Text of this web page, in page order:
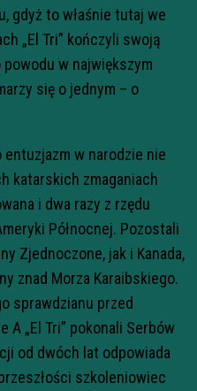
gdyż to właśnie tutaj we
„El Tri” kończyli swoją
w największym
się o jednym – o
w narodzie nie
katarskich zmaganiach
i dwa razy z rzędu
Północnej. Pozostali
Zjednoczone, jak i Kanada,
znad Morza Karaibskiego.
sprawdzianu przed
A „El Tri” pokonali Serbów
od dwóch lat odpowiada
szkoleniowiec